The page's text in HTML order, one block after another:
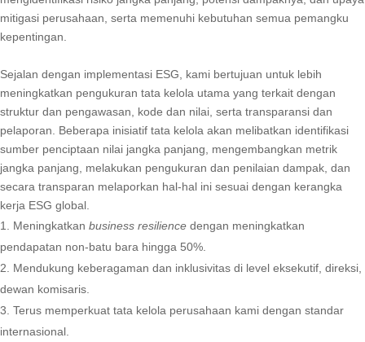
mitigasi perusahaan, serta memenuhi kebutuhan semua pemangku
kepentingan.
Sejalan dengan implementasi ESG, kami bertujuan untuk lebih
meningkatkan pengukuran tata kelola utama yang terkait dengan
struktur dan pengawasan, kode dan nilai, serta transparansi dan
pelaporan. Beberapa inisiatif tata kelola akan melibatkan identifikasi
sumber penciptaan nilai jangka panjang, mengembangkan metrik
jangka panjang, melakukan pengukuran dan penilaian dampak, dan
secara transparan melaporkan hal-hal ini sesuai dengan kerangka
kerja ESG global.
Meningkatkan business resilience dengan meningkatkan
pendapatan non-batu bara hingga 50%.
Mendukung keberagaman dan inklusivitas di level eksekutif, direksi,
dewan komisaris.
Terus memperkuat tata kelola perusahaan kami dengan standar
internasional.